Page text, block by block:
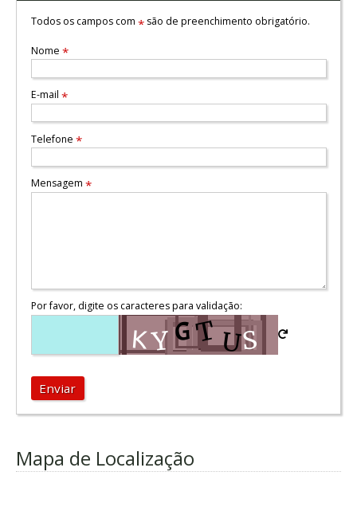
Todos os campos com *são de preenchimento obrigatório.
Nome *
E-mail *
Telefone *
Mensagem *
Por favor, digite os caracteres para validação:
Enviar
Mapa de Localização